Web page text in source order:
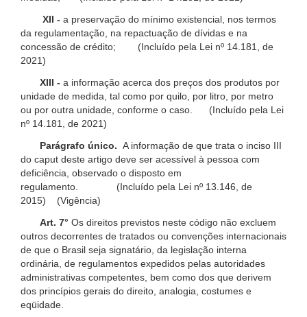
XII - a preservação do mínimo existencial, nos termos
da regulamentação, na repactuação de dívidas e na
concessão de crédito; (Incluído pela Lei nº 14.181, de
2021)
XIII - a informação acerca dos preços dos produtos por
unidade de medida, tal como por quilo, por litro, por metro
ou por outra unidade, conforme o caso. (Incluído pela Lei
nº 14.181, de 2021)
Parágrafo único. A informação de que trata o inciso III
do caput deste artigo deve ser acessível à pessoa com
deficiência, observado o disposto em
regulamento. (Incluído pela Lei nº 13.146, de
2015) (Vigência)
Art. 7° Os direitos previstos neste código não excluem
outros decorrentes de tratados ou convenções internacionais
de que o Brasil seja signatário, da legislação interna
ordinária, de regulamentos expedidos pelas autoridades
administrativas competentes, bem como dos que derivem
dos princípios gerais do direito, analogia, costumes e
eqüidade.